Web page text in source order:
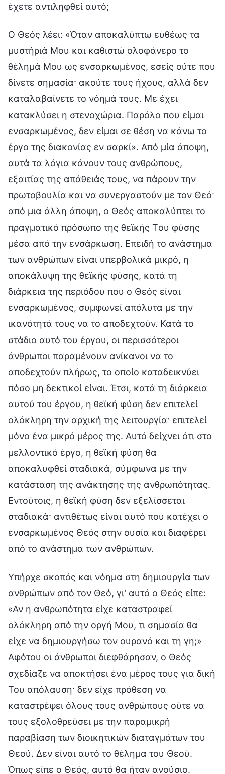
έχετε αντιληφθεί αυτό;
Ο Θεός λέει: «Όταν αποκαλύπτω ευθέως τα
μυστήριά Μου και καθιστώ ολοφάνερο το
θέλημά Μου ως ενσαρκωμένος, εσείς ούτε που
δίνετε σημασία· ακούτε τους ήχους, αλλά δεν
καταλαβαίνετε το νόημά τους. Με έχει
κατακλύσει η στενοχώρια. Παρόλο που είμαι
ενσαρκωμένος, δεν είμαι σε θέση να κάνω το
έργο της διακονίας εν σαρκί». Από μία άποψη,
αυτά τα λόγια κάνουν τους ανθρώπους,
εξαιτίας της απάθειάς τους, να πάρουν την
πρωτοβουλία και να συνεργαστούν με τον Θεό·
από μια άλλη άποψη, ο Θεός αποκαλύπτει το
πραγματικό πρόσωπο της θεϊκής Tου φύσης
μέσα από την ενσάρκωση. Επειδή το ανάστημα
των ανθρώπων είναι υπερβολικά μικρό, η
αποκάλυψη της θεϊκής φύσης, κατά τη
διάρκεια της περιόδου που ο Θεός είναι
ενσαρκωμένος, συμφωνεί απόλυτα με την
ικανότητά τους να το αποδεχτούν. Κατά το
στάδιο αυτό του έργου, οι περισσότεροι
άνθρωποι παραμένουν ανίκανοι να το
αποδεχτούν πλήρως, το οποίο καταδεικνύει
πόσο μη δεκτικοί είναι. Έτσι, κατά τη διάρκεια
αυτού του έργου, η θεϊκή φύση δεν επιτελεί
ολόκληρη την αρχική της λειτουργία· επιτελεί
μόνο ένα μικρό μέρος της. Αυτό δείχνει ότι στο
μελλοντικό έργο, η θεϊκή φύση θα
αποκαλυφθεί σταδιακά, σύμφωνα με την
κατάσταση της ανάκτησης της ανθρωπότητας.
Εντούτοις, η θεϊκή φύση δεν εξελίσσεται
σταδιακά· αντιθέτως είναι αυτό που κατέχει ο
ενσαρκωμένος Θεός στην ουσία και διαφέρει
από το ανάστημα των ανθρώπων.
Υπήρχε σκοπός και νόημα στη δημιουργία των
ανθρώπων από τον Θεό, γι’ αυτό ο Θεός είπε:
«Αν η ανθρωπότητα είχε καταστραφεί
ολόκληρη από την οργή Μου, τι σημασία θα
είχε να δημιουργήσω τον ουρανό και τη γη;»
Αφότου οι άνθρωποι διεφθάρησαν, ο Θεός
σχεδίαζε να αποκτήσει ένα μέρος τους για δική
Του απόλαυση· δεν είχε πρόθεση να
καταστρέψει όλους τους ανθρώπους ούτε να
τους εξολοθρεύσει με την παραμικρή
παραβίαση των διοικητικών διαταγμάτων του
Θεού. Δεν είναι αυτό το θέλημα του Θεού.
Όπως είπε ο Θεός, αυτό θα ήταν ανούσιο.